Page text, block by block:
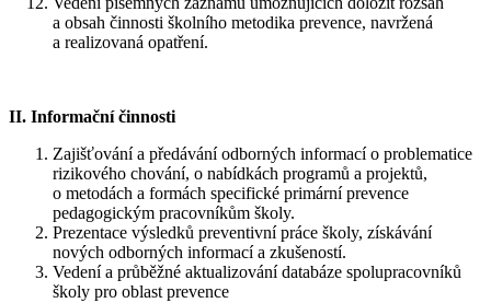
a obsah činnosti školního metodika prevence, navržená
a realizovaná opatření.
II. Informační činnosti
Zajišťování a předávání odborných informací o problematice
rizikového chování, o nabídkách programů a projektů,
o metodách a formách specifické primární prevence
pedagogickým pracovníkům školy.
Prezentace výsledků preventivní práce školy, získávání
nových odborných informací a zkušeností.
Vedení a průběžné aktualizování databáze spolupracovníků
školy pro oblast prevence